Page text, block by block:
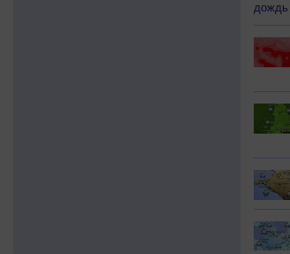
дождь